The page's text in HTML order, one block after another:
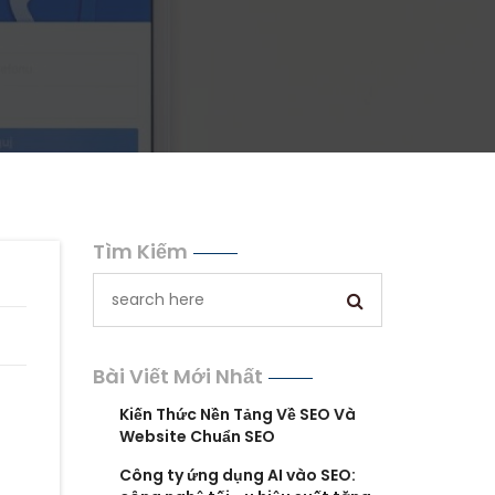
Tìm Kiếm
Bài Viết Mới Nhất
Kiến Thức Nền Tảng Về SEO Và
Website Chuẩn SEO
Công ty ứng dụng AI vào SEO: